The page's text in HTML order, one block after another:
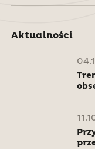
Aktualności